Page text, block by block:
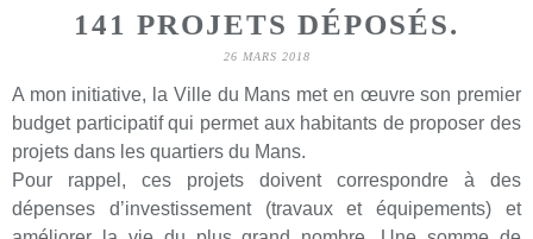
141 PROJETS DÉPOSÉS.
26 MARS 2018
A mon initiative, la Ville du Mans met en œuvre son premier
budget participatif qui permet aux habitants de proposer des
projets dans les quartiers du Mans.
Pour rappel, ces projets doivent correspondre à des
dépenses d’investissement (travaux et équipements) et